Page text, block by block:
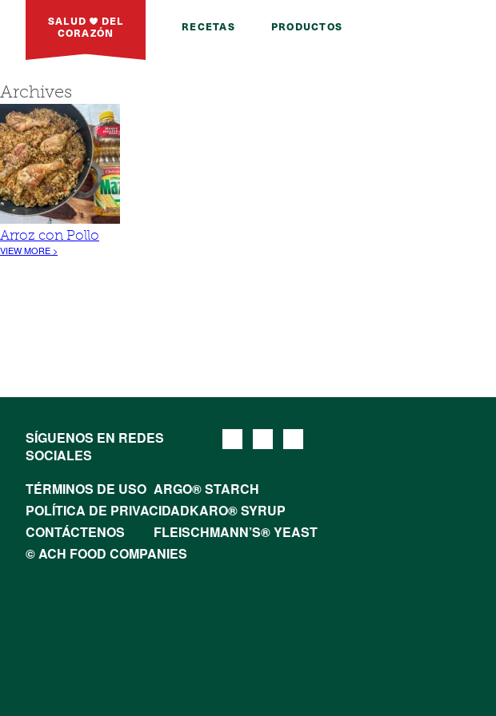
SALUD DEL
CORAZÓN RECETAS PRODUCTOS
Archives
Arroz con Pollo
VIEW MORE >
SÍGUENOS EN REDES
SOCIALES
TÉRMINOS DE USO ARGO® STARCH
POLÍTICA DE PRIVACIDADKARO® SYRUP
CONTÁCTENOS
FLEISCHMANN’S® YEAST
© ACH FOOD COMPANIES